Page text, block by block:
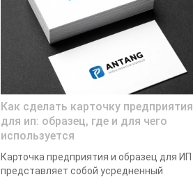
Как сделать карточку предприятия
для ип: образец, где и для чего
используется
Карточка предприятия и образец для ИП
представляет собой усредненный